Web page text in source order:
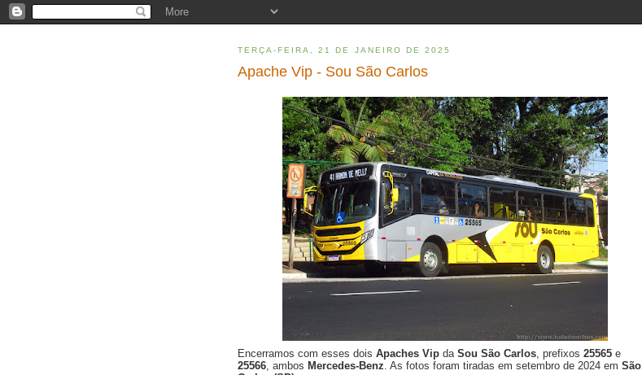
TERÇA-FEIRA, 21 DE JANEIRO DE 2025
Apache Vip - Sou São Carlos
Encerramos com esses dois Apaches Vip da Sou São Carlos, prefixos 25565 e
25566, ambos Mercedes-Benz. As fotos foram tiradas em setembro de 2024 em São